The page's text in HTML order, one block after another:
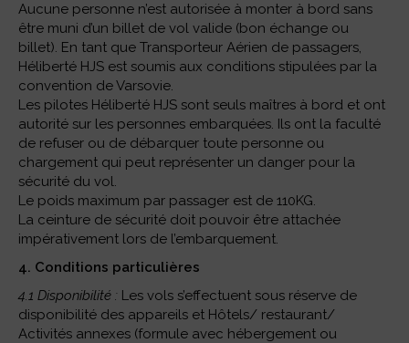
Aucune personne n’est autorisée à monter à bord sans
être muni d’un billet de vol valide (bon échange ou
billet). En tant que Transporteur Aérien de passagers,
Héliberté HJS est soumis aux conditions stipulées par la
convention de Varsovie.
Les pilotes Héliberté HJS sont seuls maîtres à bord et ont
autorité sur les personnes embarquées. Ils ont la faculté
de refuser ou de débarquer toute personne ou
chargement qui peut représenter un danger pour la
sécurité du vol.
Le poids maximum par passager est de 110KG.
La ceinture de sécurité doit pouvoir être attachée
impérativement lors de l’embarquement.
4. Conditions particulières
4.1 Disponibilité : Les vols s’effectuent sous réserve de
disponibilité des appareils et Hôtels/ restaurant/
Activités annexes (formule avec hébergement ou